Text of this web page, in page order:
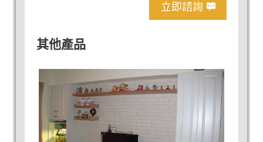
立即諮詢
其他產品